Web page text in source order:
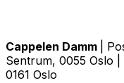
Cappelen Damm
|
Sentrum, 0055 Oslo |
0161 Oslo